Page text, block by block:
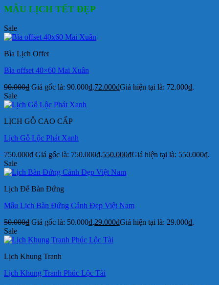
MẪU LỊCH TẾT ĐẸP
Sale
Bìa Lịch Offet
Bìa offset 40×60 Mai Xuân
90.000₫ Giá gốc là: 90.000₫.72.000₫Giá hiện tại là: 72.000₫.
Sale
LỊCH GỖ CAO CẤP
Lịch Gỗ Lộc Phát Xanh
750.000₫ Giá gốc là: 750.000₫.550.000₫Giá hiện tại là: 550.000₫.
Sale
Lịch Để Bàn Đứng
Mẫu Lịch Bàn Đứng Cảnh Đẹp Việt Nam
50.000₫ Giá gốc là: 50.000₫.29.000₫Giá hiện tại là: 29.000₫.
Sale
Lịch Khung Tranh
Lịch Khung Tranh Phúc Lộc Tài